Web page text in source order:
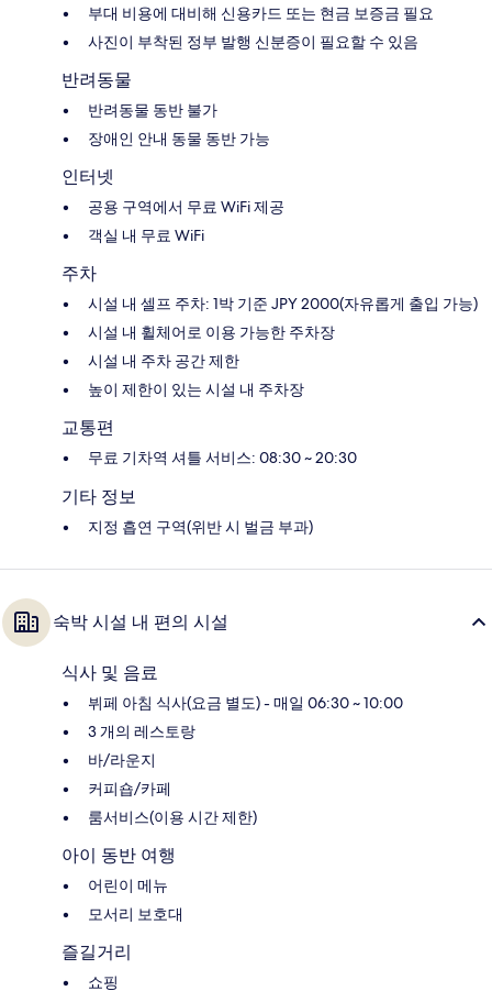
부대 비용에 대비해 신용카드 또는 현금 보증금 필요
사진이 부착된 정부 발행 신분증이 필요할 수 있음
반려동물
반려동물 동반 불가
장애인 안내 동물 동반 가능
인터넷
공용 구역에서 무료 WiFi 제공
객실 내 무료 WiFi
주차
시설 내 셀프 주차: 1박 기준 JPY 2000(자유롭게 출입 가능)
시설 내 휠체어로 이용 가능한 주차장
시설 내 주차 공간 제한
높이 제한이 있는 시설 내 주차장
교통편
무료 기차역 셔틀 서비스: 08:30 ~ 20:30
기타 정보
지정 흡연 구역(위반 시 벌금 부과)
숙박 시설 내 편의 시설
식사 및 음료
뷔페 아침 식사(요금 별도) - 매일 06:30 ~ 10:00
3 개의 레스토랑
바/라운지
커피숍/카페
룸서비스(이용 시간 제한)
아이 동반 여행
어린이 메뉴
모서리 보호대
즐길거리
쇼핑